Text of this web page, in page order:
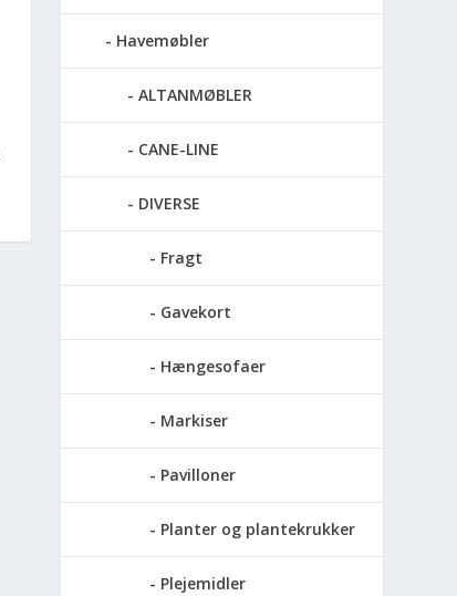
Havemøbler
ALTANMØBLER
CANE-LINE
DIVERSE
Fragt
Gavekort
Hængesofaer
Markiser
Pavilloner
Planter og plantekrukker
Plejemidler